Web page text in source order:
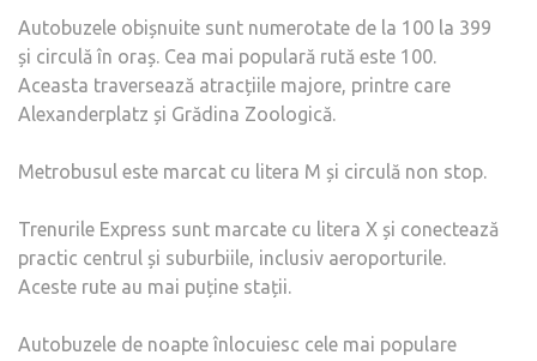
Autobuzele obișnuite sunt numerotate de la 100 la 399
și circulă în oraș. Cea mai populară rută este 100.
Aceasta traversează atracțiile majore, printre care
Alexanderplatz și Grădina Zoologică.
Metrobusul este marcat cu litera M și circulă non stop.
Trenurile Express sunt marcate cu litera X și conectează
practic centrul și suburbiile, inclusiv aeroporturile.
Aceste rute au mai puține stații.
Autobuzele de noapte înlocuiesc cele mai populare